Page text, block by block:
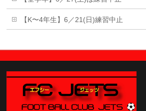
【K〜4年生】6／21(日)練習中止